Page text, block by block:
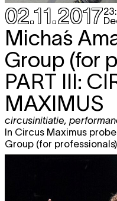
02.11.2017
Micha´s
Group (for
PART III:
MAXIMUS
circusinitiatie
In Circus Maximus
Group (for